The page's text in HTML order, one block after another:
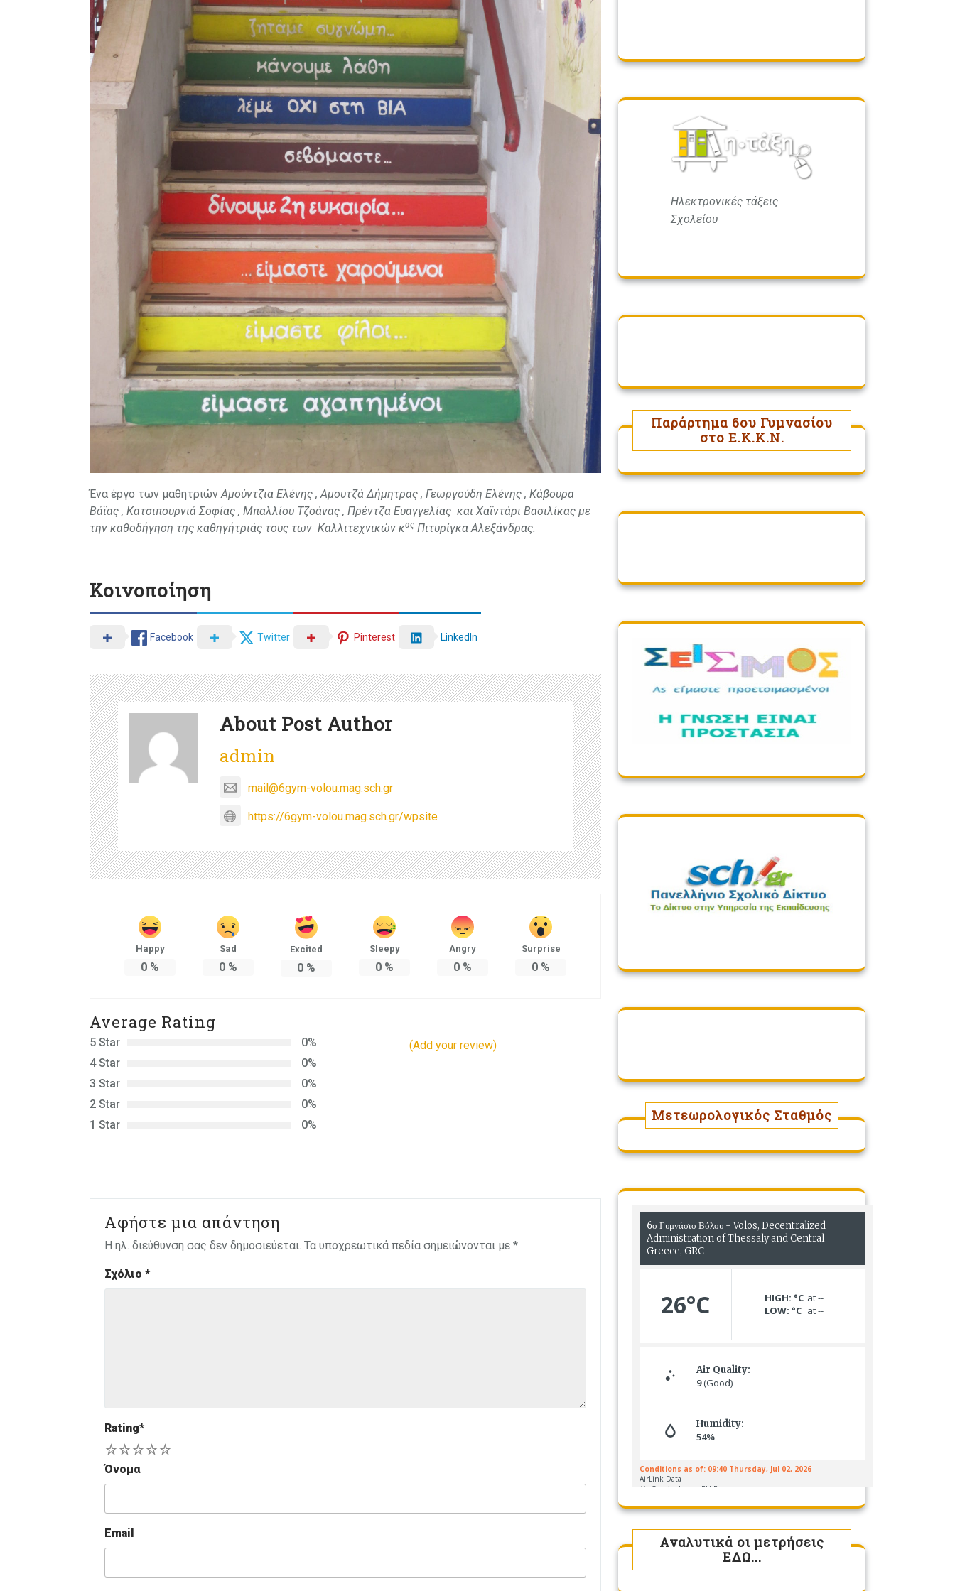
Ένα έργο των μαθητριώνΑμούντζια Ελένης , Αμουτζά Δήμητρας , Γεωργούδη Ελένης , Κάβουρα
Βάϊας , Κατσιπουρνιά Σοφίας , Μπαλλίου Τζοάνας , Πρέντζα Ευαγγελίας και Χαϊντάρι Βασιλίκας με
την καθοδήγηση της καθηγήτριάς τους των Καλλιτεχνικών κας Πιτυρίγκα Αλεξάνδρας.
Κοινοποίηση
Facebook Twitter Pinterest LinkedIn
About Post Author
admin
mail@6gym-volou.mag.sch.gr
https://6gym-volou.mag.sch.gr/wpsite
Happy
0 %
Sad
0 %
Excited
0 %
Sleepy
0 %
Angry
0 %
Surprise
0 %
Average Rating
5 Star
0%
4 Star
0%
3 Star
0%
2 Star
0%
1 Star
0%
(Add your review)
Αφήστε μια απάντηση
Η ηλ. διεύθυνση σας δεν δημοσιεύεται. Τα υποχρεωτικά πεδία σημειώνονται με *
Σχόλιο *
Rating*
5
4
3
2
Όνομα
Email
Ηλεκτρονικές τάξεις
Σχολείου
Παράρτημα 6ου Γυμνασίου
στο Ε.Κ.Κ.Ν.
Μετεωρολογικός Σταθμός
Αναλυτικά οι μετρήσεις
ΕΔΩ...